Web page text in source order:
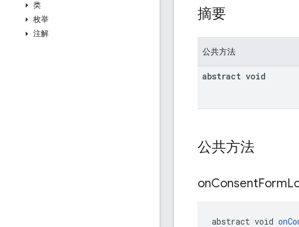
类
枚举
注解
摘要
公共方法
abstract void
公共方法
onConsentForm
abstract void